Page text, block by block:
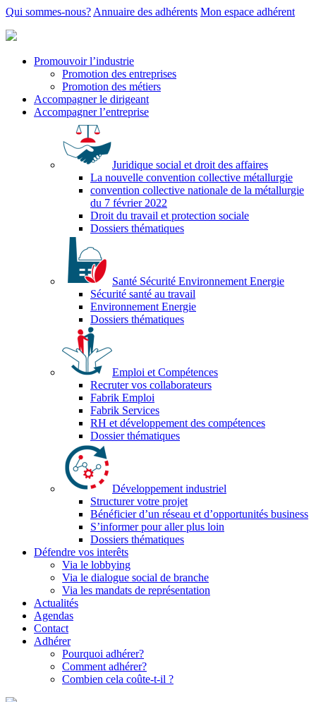
Qui sommes-nous? Annuaire des adhérents Mon espace adhérent
Promouvoir l’industrie
Promotion des entreprises
Promotion des métiers
Accompagner le dirigeant
Accompagner l’entreprise
Juridique social et droit des affaires
La nouvelle convention collective métallurgie
convention collective nationale de la métallurgie
du 7 février 2022
Droit du travail et protection sociale
Dossiers thématiques
Santé Sécurité Environnement Energie
Sécurité santé au travail
Environnement Energie
Dossiers thématiques
Emploi et Compétences
Recruter vos collaborateurs
Fabrik Emploi
Fabrik Services
RH et développement des compétences
Dossier thématiques
Développement industriel
Structurer votre projet
Bénéficier d’un réseau et d’opportunités business
S’informer pour aller plus loin
Dossiers thématiques
Défendre vos interêts
Via le lobbying
Via le dialogue social de branche
Via les mandats de représentation
Actualités
Agendas
Contact
Adhérer
Pourquoi adhérer?
Comment adhérer?
Combien cela coûte-t-il ?